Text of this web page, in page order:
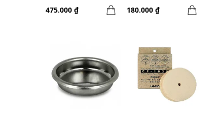
Màu đen
475.000 ₫
shield
180.000 ₫